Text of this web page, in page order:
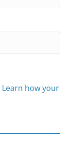
Learn how your